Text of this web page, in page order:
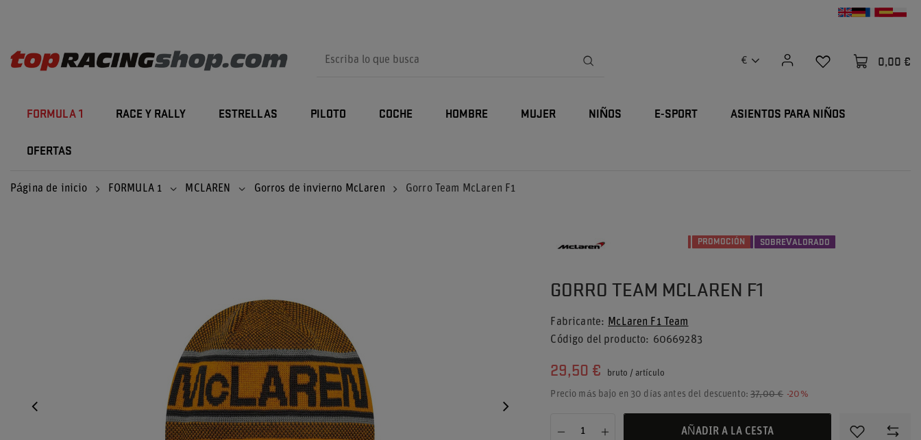
€ 0,00 €
FORMULA 1 RACE Y RALLY ESTRELLAS PILOTO COCHE HOMBRE MUJER NIÑOS E-SPORT ASIENTOS PARA NIÑOS
OFERTAS
Página de inicio FORMULA 1 MCLAREN Gorros de invierno McLaren Gorro Team McLaren F1
PROMOCIÓN SOBREVALORADO
GORRO TEAM MCLAREN F1
Fabricante
McLaren F1 Team
Código del producto
60669283
29,50 € bruto /artículo
Precio más bajo en 30 días antes del descuento:37,00 € -20%
AÑADIR A LA CESTA